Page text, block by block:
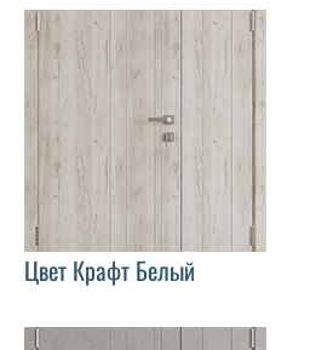
Цвет Крафт Белый